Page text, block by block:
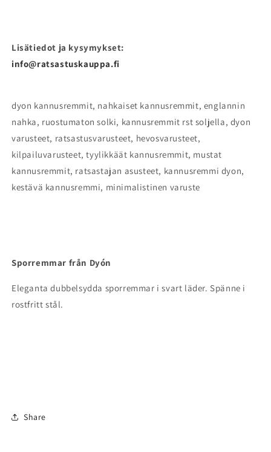
Lisätiedot ja kysymykset:
info@ratsastuskauppa.fi
dyon kannusremmit, nahkaiset kannusremmit, englannin
nahka, ruostumaton solki, kannusremmit rst soljella, dyon
varusteet, ratsastusvarusteet, hevosvarusteet,
kilpailuvarusteet, tyylikkäät kannusremmit, mustat
kannusremmit, ratsastajan asusteet, kannusremmi dyon,
kestävä kannusremmi, minimalistinen varuste
Sporremmar från Dyón
Eleganta dubbelsydda sporremmar i svart läder. Spänne i
rostfritt stål.
Share